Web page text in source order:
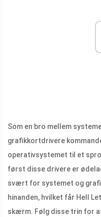
Som en bro mellem
grafikkortdrivere
operativsystemet til et
først disse drivere er
svært for systemet og
hinanden, hvilket får Hell
skærm. Følg disse trin for